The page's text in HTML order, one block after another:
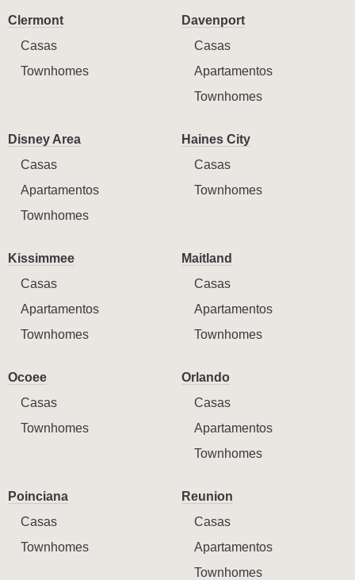
Clermont
Casas
Townhomes
Davenport
Casas
Apartamentos
Townhomes
Disney Area
Casas
Apartamentos
Townhomes
Haines City
Casas
Townhomes
Kissimmee
Casas
Apartamentos
Townhomes
Maitland
Casas
Apartamentos
Townhomes
Ocoee
Casas
Townhomes
Orlando
Casas
Apartamentos
Townhomes
Poinciana
Casas
Townhomes
Reunion
Casas
Apartamentos
Townhomes